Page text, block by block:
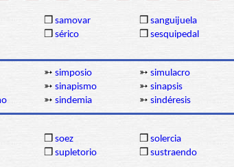
❒ samovar ❒ sanguijuela
❒ sérico ❒ sesquipedal
➳ simposio ➳ simulacro
➳ sinapismo ➳ sinapsis
➳ sindemia ➳ sindéresis
❒ soez ❒ solercia
❒ supletorio ❒ sustraendo